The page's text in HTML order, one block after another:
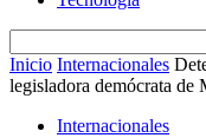
Inicio Internacionales
legisladora demócrata de
Internacionales